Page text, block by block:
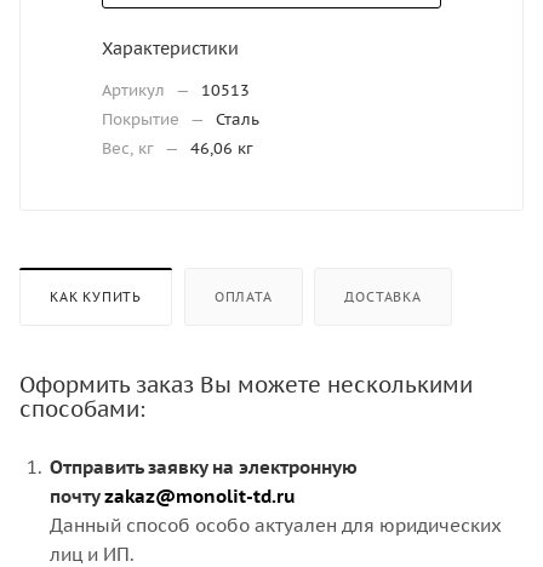
Характеристики
Артикул —
10513
Покрытие
—
Сталь
Вес, кг — 46,06 кг
КАК КУПИТЬ ОПЛАТА ДОСТАВКА
Оформить заказ Вы можете несколькими
способами:
Отправить заявку на электронную
почтуzakaz@monolit-td.ru
Данный способ особо актуален для юридических
лиц и ИП.